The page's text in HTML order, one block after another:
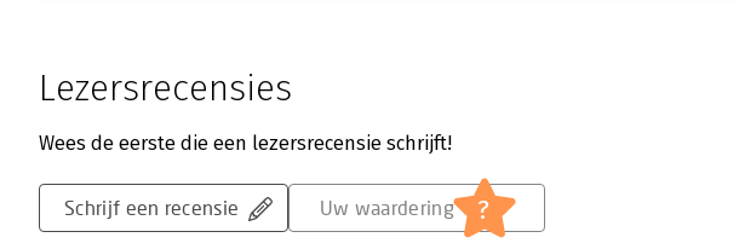
Lezersrecensies
Wees de eerste die een lezersrecensie schrijft!
Schrijf een recensie Uw waardering ?